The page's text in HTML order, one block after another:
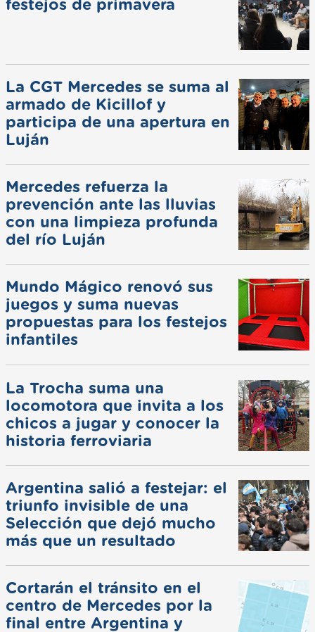
festejos de primavera
La CGT Mercedes se suma al
armado de Kicillof y
participa de una apertura en
Luján
Mercedes refuerza la
prevención ante las lluvias
con una limpieza profunda
del río Luján
Mundo Mágico renovó sus
juegos y suma nuevas
propuestas para los festejos
infantiles
La Trocha suma una
locomotora que invita a los
chicos a jugar y conocer la
historia ferroviaria
Argentina salió a festejar: el
triunfo invisible de una
Selección que dejó mucho
más que un resultado
Cortarán el tránsito en el
centro de Mercedes por la
final entre Argentina y